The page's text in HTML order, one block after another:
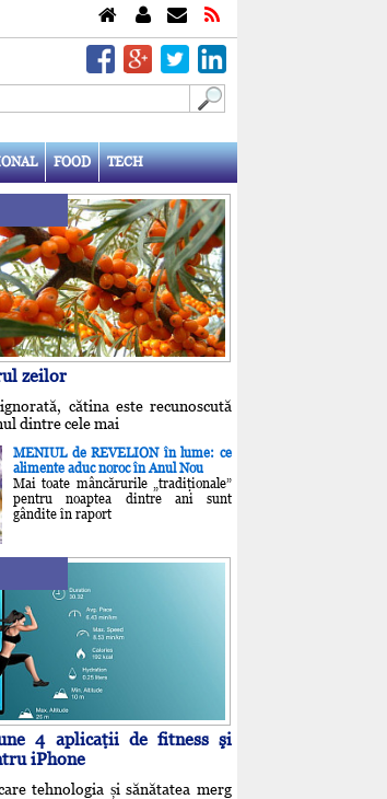
FOOD TECH
zeilor
cătina este recunoscută
dintre cele mai
MENIUL de REVELION în lume: ce
alimente aduc noroc în Anul Nou
Mai toate mâncărurile „tradiţionale”
pentru noaptea dintre ani sunt
gândite în raport
4 aplicaţii de fitness şi
iPhone
tehnologia și sănătatea merg